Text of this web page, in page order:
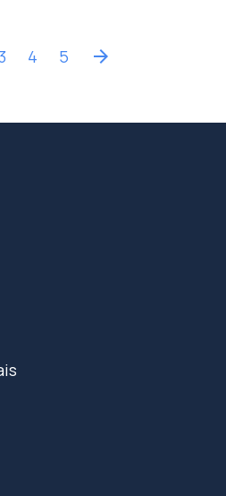
4 5 arrow_forward